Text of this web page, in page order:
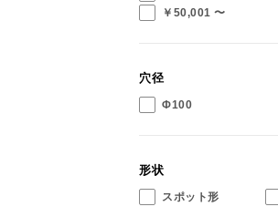
￥50,001 〜
穴径
Φ100
形状
スポット形